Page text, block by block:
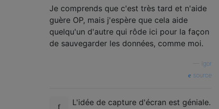
Je comprends que c'est très tard et n'aide
guère OP, mais j'espère que cela aide
quelqu'un d'autre qui rôde ici pour la façon
de sauvegarder les données, comme moi.
Igor
source
L'idée de capture d'écran est géniale.